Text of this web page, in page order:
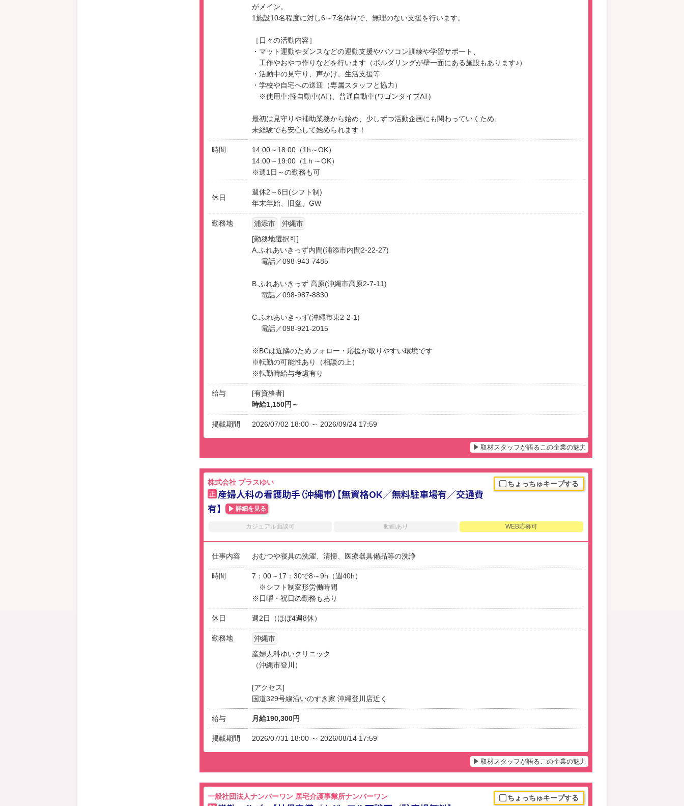
がメイン。
1施設10名程度に対し6～7名体制で、無理のない支援を行います。
［日々の活動内容］
・マット運動やダンスなどの運動支援やパソコン訓練や学習サポート、
工作やおやつ作りなどを行います（ボルダリングが壁一面にある施設もあります♪）
・活動中の見守り、声かけ、生活支援等
・学校や自宅への送迎（専属スタッフと協力）
※使用車:軽自動車(AT)、普通自動車(ワゴンタイプAT)
最初は見守りや補助業務から始め、少しずつ活動企画にも関わっていくため、
未経験でも安心して始められます！
時間
14:00～18:00（1h～OK）
14:00～19:00（1ｈ～OK）
※週1日～の勤務も可
休日
週休2～6日(シフト制)
年末年始、旧盆、GW
勤務地 浦添市
沖縄市
[勤務地選択可]
A.ふれあいきっず内間(浦添市内間2-22-27)
電話／098-943-7485
B.ふれあいきっず 高原(沖縄市高原2-7-11)
電話／098-987-8830
C.ふれあいきっず(沖縄市東2-2-1)
電話／098-921-2015
※BCは近隣のためフォロー・応援が取りやすい環境です
※転勤の可能性あり（相談の上）
※転勤時給与考慮有り
給与
[有資格者]
時給1,150円～
掲載期間 2026/07/02 18:00 ～ 2026/09/24 17:59
取材スタッフが語るこの企業の魅力
ちょっちゅキープする
株式会社 プラスゆい
正 産婦人科の看護助手（沖縄市）【無資格OK／無料駐車場有／交通費
有】
詳細を見る
カジュアル面談可 動画あり WEB応募可
仕事内容 おむつや寝具の洗濯、清掃、医療器具備品等の洗浄
時間
7：00～17：30で8～9h（週40h）
※シフト制変形労働時間
※日曜・祝日の勤務もあり
休日 週2日（ほぼ4週8休）
勤務地
沖縄市
産婦人科ゆいクリニック
（沖縄市登川）
[アクセス]
国道329号線沿いのすき家 沖縄登川店近く
給与 月給190,300円
掲載期間 2026/07/31 18:00 ～ 2026/08/14 17:59
取材スタッフが語るこの企業の魅力
ちょっちゅキープする
一般社団法人ナンバーワン 居宅介護事業所ナンバーワン